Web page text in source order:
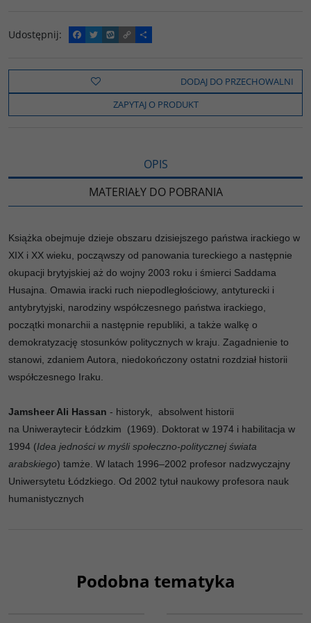
Udostępnij:
F
a
e
o
k
T
w
t
t
e
W
y
o
C
o
y
i
n
k
P
o
z
e
l
s
DODAJ DO PRZECHOWALNI
ZAPYTAJ O PRODUKT
OPIS
MATERIAŁY DO POBRANIA
Książka obejmuje dzieje obszaru dzisiejszego państwa irackiego w
XIX i XX wieku, począwszy od panowania tureckiego a następnie
okupacji brytyjskiej aż do wojny 2003 roku i śmierci Saddama
Husajna. Omawia iracki ruch niepodległościowy, antyturecki i
antybrytyjski, narodziny współczesnego państwa irackiego,
początki monarchii a następnie republiki, a także walkę o
demokratyzację stosunków politycznych w kraju. Zagadnienie to
stanowi, zdaniem Autora, niedokończony ostatni rozdział historii
współczesnego Iraku.
Jamsheer Ali Hassan - historyk, absolwent historii
na Uniweraytecir Łódzkim
(1969). Doktorat w 1974 i habilitacja w
1994 (Idea jedności w myśli społeczno-politycznej świata
arabskiego) tamże. W latach 1996–2002 profesor nadzwyczajny
Uniwersytetu Łódzkiego. Od 2002 tytuł naukowy profesora nauk
humanistycznych
Podobna tematyka